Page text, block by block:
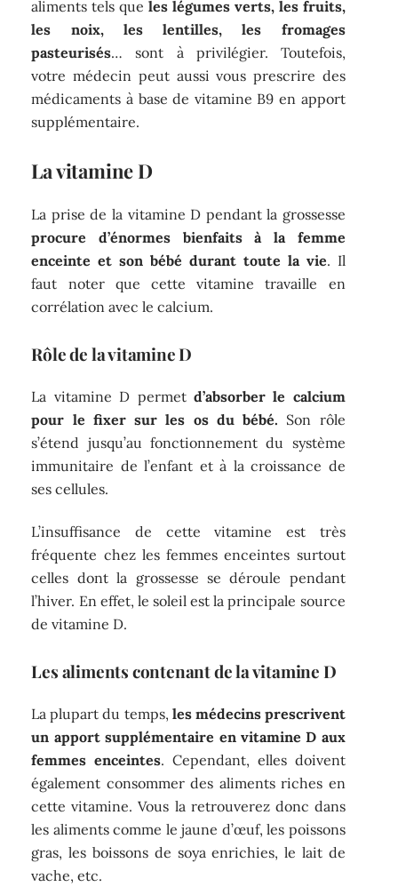
aliments tels queles légumes verts, les fruits,
les noix, les lentilles, les fromages
pasteurisés… sont à privilégier. Toutefois,
votre médecin peut aussi vous prescrire des
médicaments à base de vitamine B9 en apport
supplémentaire.
La vitamine D
La prise de la vitamine D pendant la grossesse
procure d’énormes bienfaits à la femme
enceinte et son bébé durant toute la vie. Il
faut noter que cette vitamine travaille en
corrélation avec le calcium.
Rôle de la vitamine D
La vitamine D permet d’absorber le calcium
pour le fixer sur les os du bébé. Son rôle
s’étend jusqu’au fonctionnement du système
immunitaire de l’enfant et à la croissance de
ses cellules.
L’insuffisance de cette vitamine est très
fréquente chez les femmes enceintes surtout
celles dont la grossesse se déroule pendant
l’hiver. En effet, le soleil est la principale source
de vitamine D.
Les aliments contenant de la vitamine D
La plupart du temps, les médecins prescrivent
un apport supplémentaire en vitamine D aux
femmes enceintes. Cependant, elles doivent
également consommer des aliments riches en
cette vitamine. Vous la retrouverez donc dans
les aliments comme le jaune d’œuf, les poissons
gras, les boissons de soya enrichies, le lait de
vache, etc.